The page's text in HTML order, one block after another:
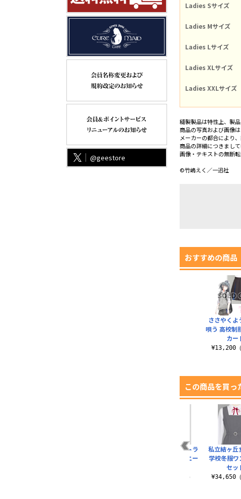
@geestore
Ladies Sサイズ
Ladies Mサイズ
Ladies Lサイズ
Ladies XLサイズ
Ladies XXLサイズ
縫製製品は特性上、製
商品の写真および画像
メーカーの都合により
商品の詳細につきまし
画像・テキストの無断
©竹嶋えく／一迅社
おすすめの商品
ささやくよ
唄う 高校制
カー
¥13,200（
この商品を買っ
ライン入りウルトラ
ロングオーバーニー
¥2,310（税込）
私立結ヶ丘
学校冬服ワ
セッ
¥34,650（